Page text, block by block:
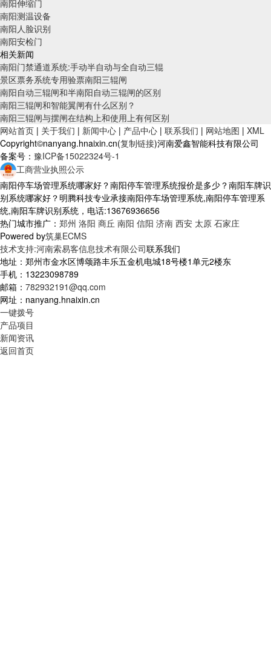
南阳伸缩门
南阳测温设备
南阳人脸识别
南阳安检门
相关新闻
南阳门禁通道系统:手动半自动与全自动三辊
景区票务系统专用验票南阳三辊闸
南阳自动三辊闸和半南阳自动三辊闸的区别
南阳三辊闸和智能翼闸有什么区别？
南阳三辊闸与摆闸在结构上和使用上有何区别
网站首页 | 关于我们 | 新闻中心 | 产品中心 | 联系我们 | 网站地图 | XML
Copyright©nanyang.hnaixin.cn(复制链接)河南爱鑫智能科技有限公司
备案号： 豫ICP备15022324号-1
工商营业执照公示
南阳停车场管理系统哪家好？南阳停车管理系统报价是多少？南阳车牌识
别系统哪家好？明腾科技专业承接南阳停车场管理系统,南阳停车管理系
统,南阳车牌识别系统，电话:13676936656
热门城市推广： 郑州 洛阳 商丘 南阳 信阳 济南 西安 太原 石家庄
Powered by筑巢ECMS
技术支持:河南索易客信息技术有限公司联系我们
地址：郑州市金水区博颂路丰乐五金机电城18号楼1单元2楼东
手机：13223098789
邮箱： 782932191@qq.com
网址：nanyang.hnaixin.cn
一键拨号
产品项目
新闻资讯
返回首页